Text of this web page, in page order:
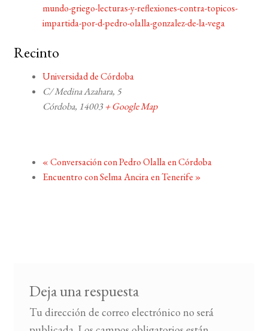
mundo-griego-lecturas-y-reflexiones-contra-topicos-
impartida-por-d-pedro-olalla-gonzalez-de-la-vega
Recinto
Universidad de Córdoba
C/ Medina Azahara, 5
Córdoba, 14003 + Google Map
«Conversación con Pedro Olalla en Córdoba
Encuentro con Selma Ancira en Tenerife »
Deja una respuesta
Tu dirección de correo electrónico no será